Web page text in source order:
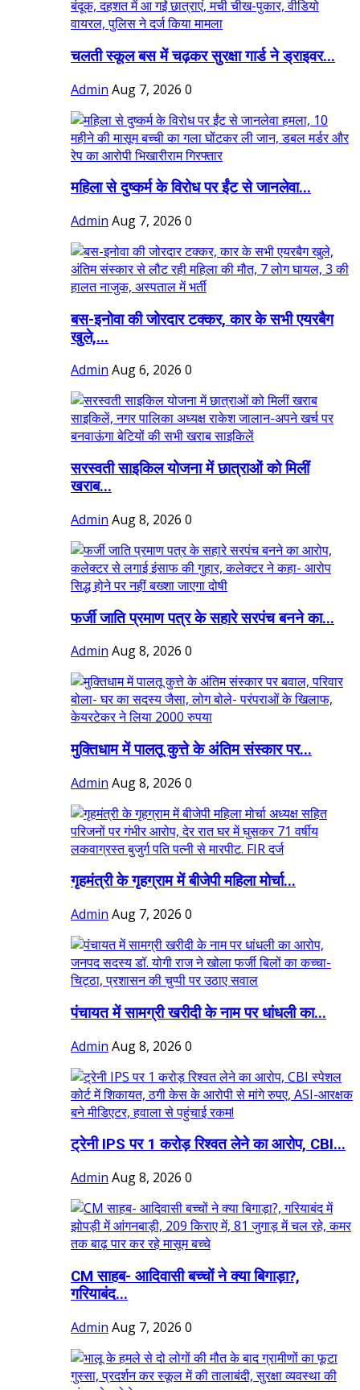
चलती स्कूल बस में चढ़कर सुरक्षा गार्ड ने ड्राइवर...
Admin Aug 7, 2026 0
महिला से दुष्कर्म के विरोध पर ईंट से जानलेवा...
Admin Aug 7, 2026 0
बस-इनोवा की जोरदार टक्कर, कार के सभी एयरबैग
खुले,...
Admin Aug 6, 2026 0
सरस्वती साइकिल योजना में छात्राओं को मिलीं
खराब...
Admin Aug 8, 2026 0
फर्जी जाति प्रमाण पत्र के सहारे सरपंच बनने का...
Admin Aug 8, 2026 0
मुक्तिधाम में पालतू कुत्ते के अंतिम संस्कार पर...
Admin Aug 8, 2026 0
गृहमंत्री के गृहग्राम में बीजेपी महिला मोर्चा...
Admin Aug 7, 2026 0
पंचायत में सामग्री खरीदी के नाम पर धांधली का...
Admin Aug 8, 2026 0
ट्रेनी IPS पर 1 करोड़ रिश्वत लेने का आरोप, CBI...
Admin Aug 8, 2026 0
CM साहब- आदिवासी बच्चों ने क्या बिगाड़ा?,
गरियाबंद...
Admin Aug 7, 2026 0